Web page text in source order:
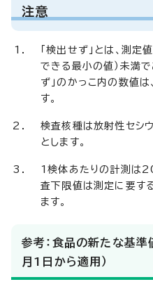
注意
「検出せず」とは、測
できる最小の値）未満で
ず」のかっこ内の数値
す。
検査核種は放射性セシ
とします。
1検体あたりの計測は
査下限値は測定に要す
ます。
参考：食品の新たな基
月1日から適用）